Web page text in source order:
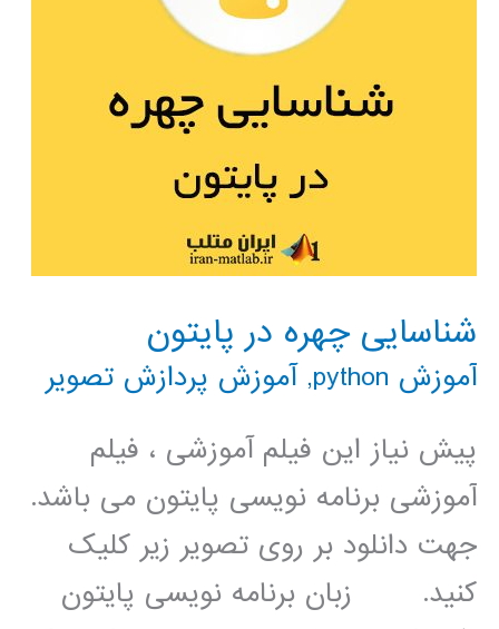
شناسایی چهره در پایتون
آموزش python ,آموزش پردازش تصویر
پیش نیاز این فیلم آموزشی ، فیلم
آموزشی برنامه نویسی پایتون می باشد.
جهت دانلود بر روی تصویر زیر کلیک
کنید. زبان برنامه نویسی پایتون